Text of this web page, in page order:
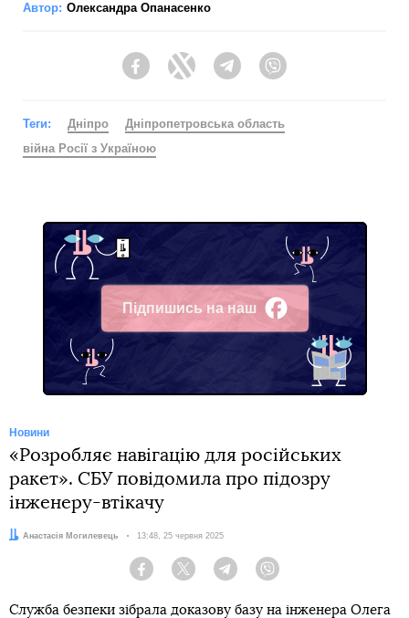
Автор: Олександра Опанасенко
FacebookTwitter Telegram
Теги: Дніпро
Дніпропетровська область
війна Росії з Україною
Підпишись на наш
Facebook
Новини
«Розробляє навігацію для російських
ракет». СБУ повідомила про підозру
інженеру-втікачу
Автор:
Анастасія Могилевець Дата:
13:48, 25 червня 2025
Facebook Twitter Telegram
Служба безпеки зібрала доказову базу на інженера Олега